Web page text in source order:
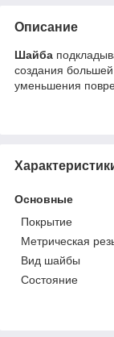
Описание
Шайба
создания
уменьшения
Основные
Покрытие
Метрическая
Вид шайбы
Состояние